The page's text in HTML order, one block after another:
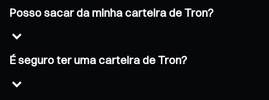
Posso sacar da minha carteira de Tron?
É seguro ter uma carteira de Tron?